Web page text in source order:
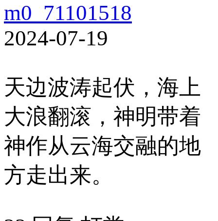
m0_71101518
2024-07-19
天边波涛起伏，海上
大浪翻滚，神明带着
神作从云海交融的地
方走出来。